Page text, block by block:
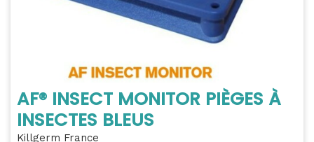
AF® INSECT MONITOR PIÈGES À
INSECTES BLEUS
Killgerm France